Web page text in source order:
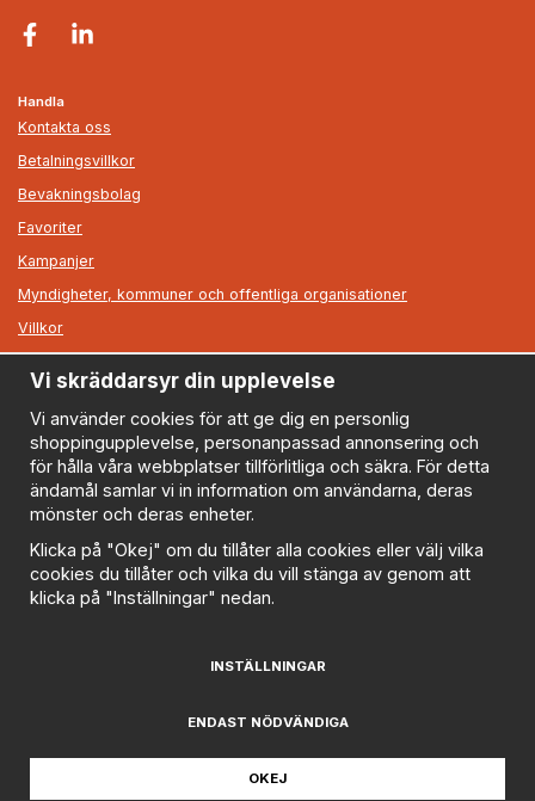
Handla
Kontakta oss
Betalningsvillkor
Bevakningsbolag
Favoriter
Kampanjer
Myndigheter, kommuner och offentliga organisationer
Villkor
Information
Om oss
Nyheter
Nyhetsbrev
Logga in
Om cookies
Cookie inställningar
Vi skräddarsyr din upplevelse
Vi använder cookies för att ge dig en personlig
shoppingupplevelse, personanpassad annonsering och
för hålla våra webbplatser tillförlitliga och säkra. För detta
ändamål samlar vi in information om användarna, deras
mönster och deras enheter.
Klicka på "Okej" om du tillåter alla cookies eller välj vilka
cookies du tillåter och vilka du vill stänga av genom att
klicka på "Inställningar" nedan.
INSTÄLLNINGAR
ENDAST NÖDVÄNDIGA
OKEJ